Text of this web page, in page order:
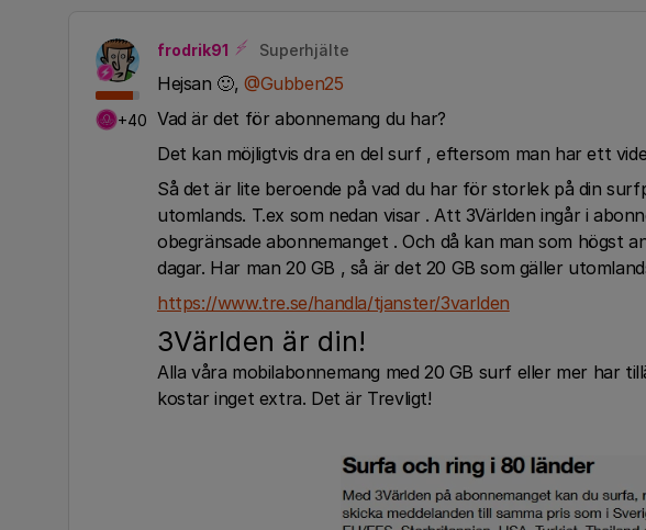
+40
frodrik91 Superhjälte
Hejsan 🙂, @Gubben25
Vad är det för abonnemang du har?
Det kan möjligtvis dra en del surf , eftersom man har ett
Så det är lite beroende på vad du har för storlek på din
utomlands. T.ex som nedan visar . Att 3Världen ingår i
obegränsade abonnemanget . Och då kan man som högst
dagar. Har man 20 GB , så är det 20 GB som gäller
https://www.tre.se/handla/tjanster/3varlden
3Världen är din!
Alla våra mobilabonnemang med 20 GB surf eller mer har
kostar inget extra. Det är Trevligt!